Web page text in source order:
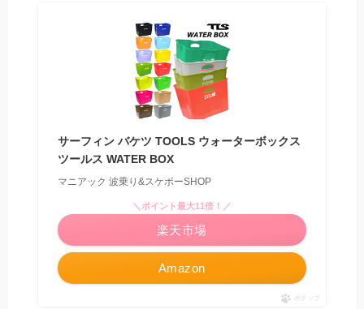
サーフィン バケツ TOOLS ウォーターボックス
ツールス WATER BOX
マニアック 波乗り&スケボーSHOP
Amazon
＼ポイント最大11倍！／
楽天市場
ポチップ